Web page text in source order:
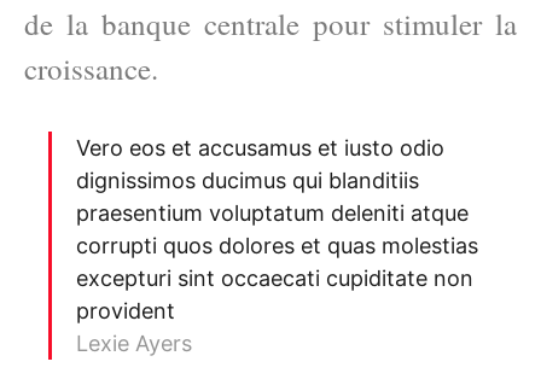
de la banque centrale pour stimuler la
croissance.
Vero eos et accusamus et iusto odio
dignissimos ducimus qui blanditiis
praesentium voluptatum deleniti atque
corrupti quos dolores et quas molestias
excepturi sint occaecati cupiditate non
provident
Lexie Ayers